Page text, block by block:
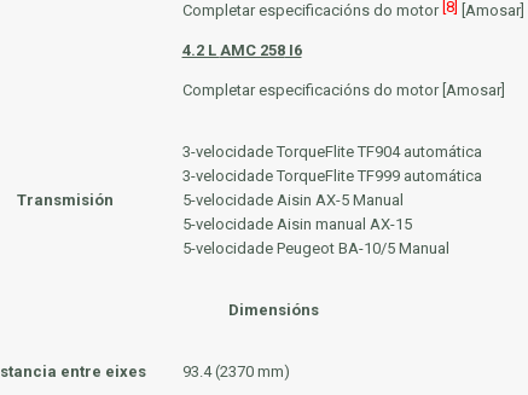
Completar especificacións do motor [8] [Amosar]
4.2 L AMC 258I6
Completar especificacións do motor [Amosar]
Transmisión
3-velocidade TorqueFlite TF904automática
3-velocidade TorqueFlite TF999automática
5-velocidade Aisin AX-5Manual
5-velocidade Aisin manual AX-15
5-velocidade Peugeot BA-10/5Manual
Dimensións
entre eixes 93.4 (2370 mm)